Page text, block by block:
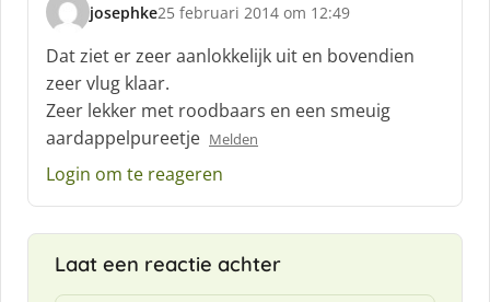
josephke
s
c
h
r
e
e
:
25 februari 2014 om 12:49
Dat ziet er zeer aanlokkelijk uit en bovendien
zeer vlug klaar.
Zeer lekker met roodbaars en een smeuig
aardappelpureetje Melden
Login om te reageren
Laat een reactie achter